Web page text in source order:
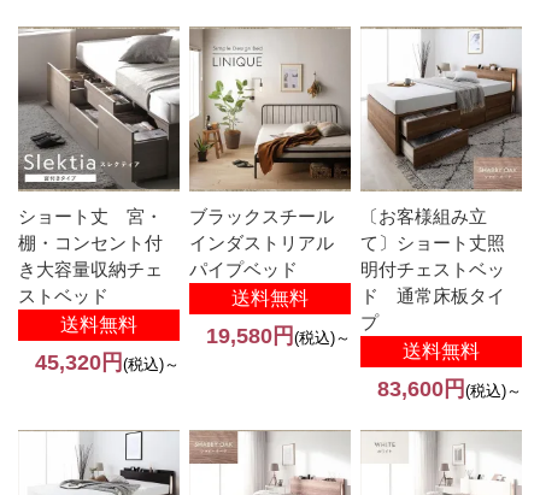
ショート丈 宮・
棚・コンセント付
き大容量収納チェ
送料無料
45,320円 (税込)～
ブラックスチール
インダストリアル
送料無料
19,580円 (税込)～
〔お客様組み立
て〕ショート丈照
明付チェストベッ
ド 通常床板タイ
送料無料
83,600円 (税込)～